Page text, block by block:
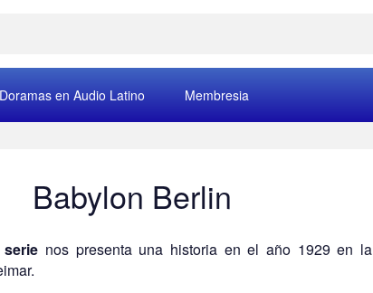
Doramas en Audio Latino Membresia
Babylon Berlin
nos presenta una historia en el año 1929 en la